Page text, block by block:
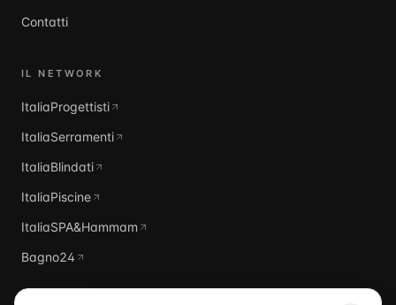
Contatti
IL NETWORK
ItaliaProgettisti
ItaliaSerramenti
ItaliaBlindati
ItaliaPiscine
ItaliaSPA&Hammam
Bagno24